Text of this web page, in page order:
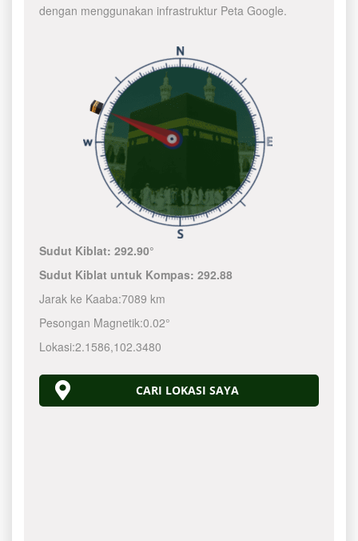
dengan menggunakan infrastruktur Peta Google.
Sudut Kiblat:292.90°
Sudut Kiblat untuk Kompas:292.88
Jarak ke Kaaba:7089 km
Pesongan Magnetik:0.02°
Lokasi:2.1586,102.3480
CARI LOKASI SAYA